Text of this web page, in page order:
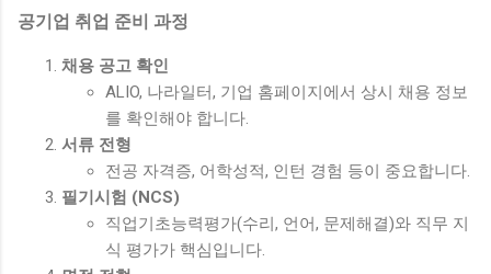
공기업 취업 준비 과정
채용 공고 확인
ALIO, 나라일터, 기업 홈페이지에서 상시 채용 정보
를 확인해야 합니다.
서류 전형
전공 자격증, 어학성적, 인턴 경험 등이 중요합니다.
필기시험 (NCS)
직업기초능력평가(수리, 언어, 문제해결)와 직무 지
식 평가가 핵심입니다.